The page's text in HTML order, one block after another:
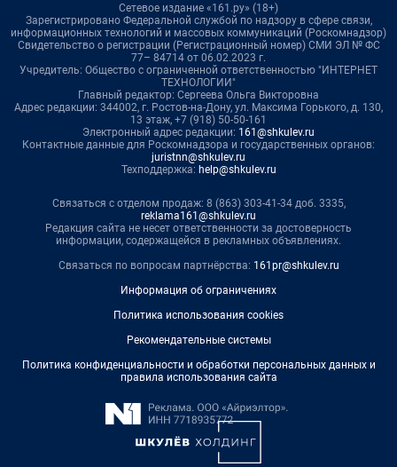
Сетевое издание «161.ру» (18+)
Зарегистрировано Федеральной службой по надзору в сфере связи,
информационных технологий и массовых коммуникаций (Роскомнадзор)
Свидетельство о регистрации (Регистрационный номер) СМИ ЭЛ № ФС
77– 84714 от 06.02.2023 г.
Учредитель: Общество с ограниченной ответственностью "ИНТЕРНЕТ
ТЕХНОЛОГИИ"
Главный редактор: Сергеева Ольга Викторовна
Адрес редакции: 344002, г. Ростов-на-Дону, ул. Максима Горького, д. 130,
13 этаж, +7 (918) 50-50-161
Электронный адрес редакции: 161@shkulev.ru
Контактные данные для Роскомнадзора и государственных органов:
juristnn@shkulev.ru
Техподдержка: help@shkulev.ru
Связаться с отделом продаж: 8 (863) 303-41-34 доб. 3335,
reklama161@shkulev.ru
Редакция сайта не несет ответственности за достоверность
информации, содержащейся в рекламных объявлениях.
Связаться по вопросам партнёрства: 161pr@shkulev.ru
Информация об ограничениях
Политика использования cookies
Рекомендательные системы
Политика конфиденциальности и обработки персональных данных и
правила использования сайта